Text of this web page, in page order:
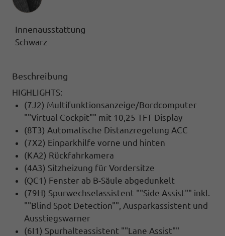
Innenausstattung
Schwarz
Beschreibung
HIGHLIGHTS:
(7J2) Multifunktionsanzeige/Bordcomputer
""Virtual Cockpit"" mit 10,25 TFT Display
(8T3) Automatische Distanzregelung ACC
(7X2) Einparkhilfe vorne und hinten
(KA2) Rückfahrkamera
(4A3) Sitzheizung für Vordersitze
(QC1) Fenster ab B-Säule abgedunkelt
(79H) Spurwechselassistent ""Side Assist"" inkl.
""Blind Spot Detection"", Ausparkassistent und
Ausstiegswarner
(6I1) Spurhalteassistent ""Lane Assist""